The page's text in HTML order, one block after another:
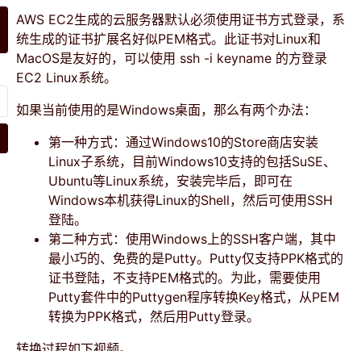
AWS EC2生成的云服务器默认必须使用证书方式登录，系
统生成的证书扩展名好似PEM格式。此证书对Linux和
MacOS是友好的，可以使用 ssh -i keyname 的方登录
EC2 Linux系统。
如果当前使用的是Windows桌面，那么有两个办法：
第一种方式：通过Windows10的Store商店安装
Linux子系统，目前Windows10支持的包括SuSE、
Ubuntu等Linux系统，安装完毕后，即可在
Windows本机获得Linux的Shell，然后可使用SSH
登陆。
第二种方式：使用Windows上的SSH客户端，其中
最小巧的、免费的是Putty。Putty仅支持PPK格式的
证书登陆，不支持PEM格式的。为此，需要使用
Putty套件中的Puttygen程序转换Key格式，从PEM
转换为PPK格式，然后用Putty登录。